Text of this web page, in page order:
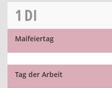
1 DI
Maifeiertag
Tag der Arbeit